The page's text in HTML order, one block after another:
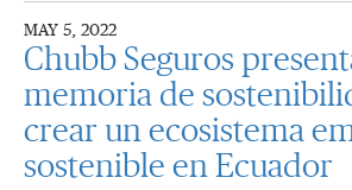
MAY 5, 2022
Chubb Seguros
memoria de
crear un ecosistema
sostenible en Ecuador